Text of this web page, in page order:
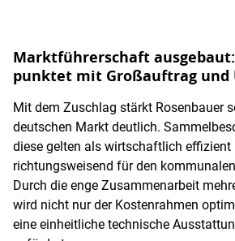
Marktführerschaft
punktet mit Großauftrag und
Mit dem Zuschlag stärkt Rosenbauer
deutschen Markt deutlich.
diese gelten als wirtschaftlich effizient
richtungsweisend für den
Durch die enge Zusammenarbeit
wird nicht nur der Kostenrahmen
eine einheitliche technische